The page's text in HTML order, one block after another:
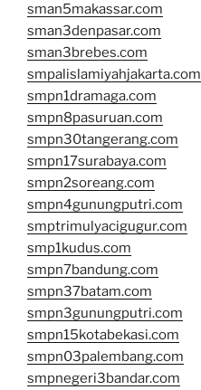
sman5makassar.com
sman3denpasar.com
sman3brebes.com
smpalislamiyahjakarta.com
smpn1dramaga.com
smpn8pasuruan.com
smpn30tangerang.com
smpn17surabaya.com
smpn2soreang.com
smpn4gunungputri.com
smptrimulyacigugur.com
smp1kudus.com
smpn7bandung.com
smpn37batam.com
smpn3gunungputri.com
smpn15kotabekasi.com
smpn03palembang.com
smpnegeri3bandar.com